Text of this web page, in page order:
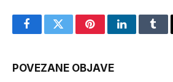
FacebookTwitterPinterestLinkedIn
POVEZANE OBJAVE